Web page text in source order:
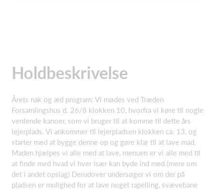
Holdbeskrivelse
Årets nak og æd program: Vi mødes ved Træden
Forsamlingshus d. 26/8 klokken 10, hvorfra vi køre til nogle
ventende kanoer, som vi bruger til at komme til dette års
lejerplads. Vi ankommer til lejerpladsen klokken ca. 13, og
starter med at bygge denne op og gøre klar til at lave mad.
Maden hjælpes vi alle med at lave, menuen er vi alle med til
at finde med hvad vi hver især kan byde ind med.(mere om
det i andet opslag) Derudover undersøger vi om der på
pladsen er mulighed for at lave noget rapelling, svævebane